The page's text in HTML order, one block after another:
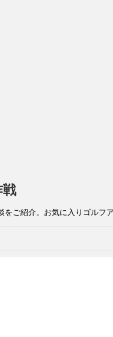
ご紹介。お気に入りゴルフ